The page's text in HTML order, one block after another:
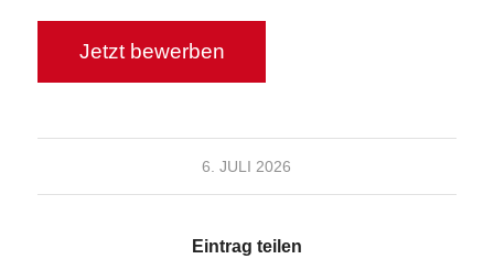
6. JULI 2026
Eintrag teilen